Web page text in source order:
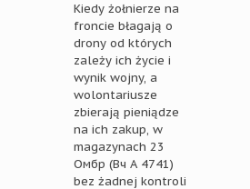
Kiedy żołnierze na
froncie błagają o
drony od których
zależy ich życie i
wynik wojny, a
wolontariusze
zbierają pieniądze
na ich zakup, w
magazynach 23
Омбр (Вч А 4741)
bez żadnej kontroli